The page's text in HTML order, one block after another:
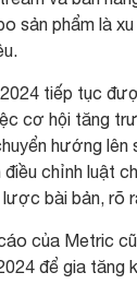
sản phẩm là
tiếp tục
cơ hội tăng
hướng lên
điều chỉnh luật
lược bài bản, rõ
của Metric
để gia tăng